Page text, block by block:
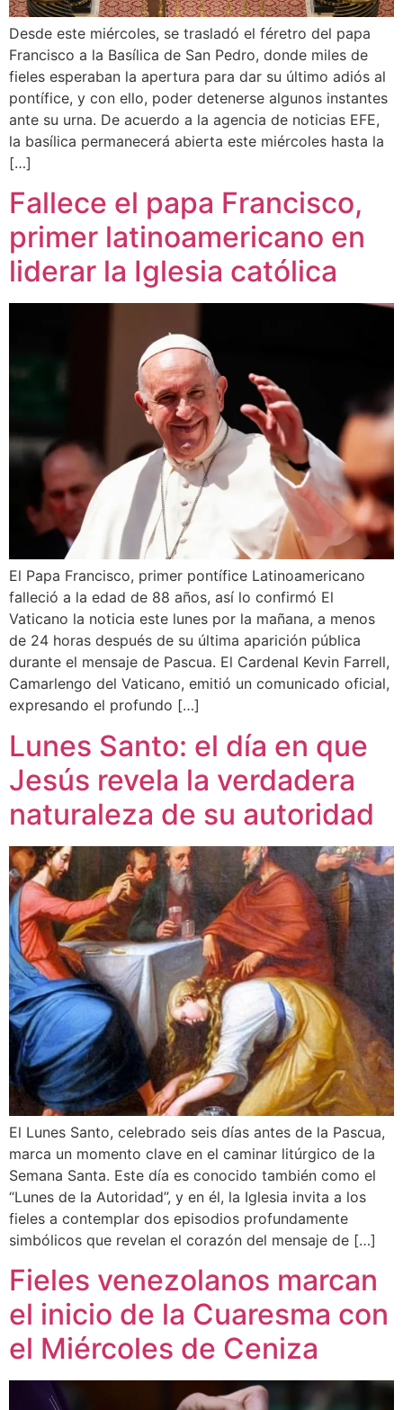
Desde este miércoles, se trasladó el féretro del papa
Francisco a la Basílica de San Pedro, donde miles de
fieles esperaban la apertura para dar su último adiós al
pontífice, y con ello, poder detenerse algunos instantes
ante su urna. De acuerdo a la agencia de noticias EFE,
la basílica permanecerá abierta este miércoles hasta la
[…]
Fallece el papa Francisco,
primer latinoamericano en
liderar la Iglesia católica
El Papa Francisco, primer pontífice Latinoamericano
falleció a la edad de 88 años, así lo confirmó El
Vaticano la noticia este lunes por la mañana, a menos
de 24 horas después de su última aparición pública
durante el mensaje de Pascua. El Cardenal Kevin Farrell,
Camarlengo del Vaticano, emitió un comunicado oficial,
expresando el profundo […]
Lunes Santo: el día en que
Jesús revela la verdadera
naturaleza de su autoridad
El Lunes Santo, celebrado seis días antes de la Pascua,
marca un momento clave en el caminar litúrgico de la
Semana Santa. Este día es conocido también como el
“Lunes de la Autoridad”, y en él, la Iglesia invita a los
fieles a contemplar dos episodios profundamente
simbólicos que revelan el corazón del mensaje de […]
Fieles venezolanos marcan
el inicio de la Cuaresma con
el Miércoles de Ceniza